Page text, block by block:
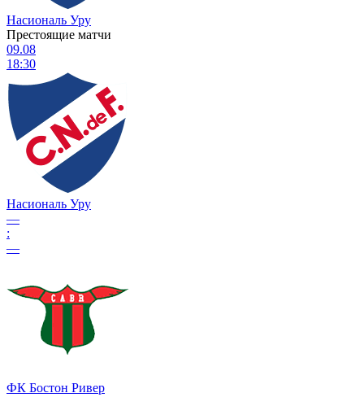
Насиональ Уру
Престоящие матчи
09.08
18:30
Насиональ Уру
—
:
—
ФК Бостон Ривер